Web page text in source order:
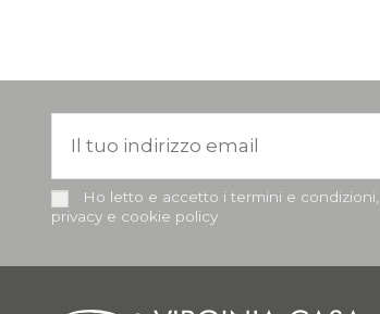
Ho letto e accetto i termini e
privacy e cookie policy